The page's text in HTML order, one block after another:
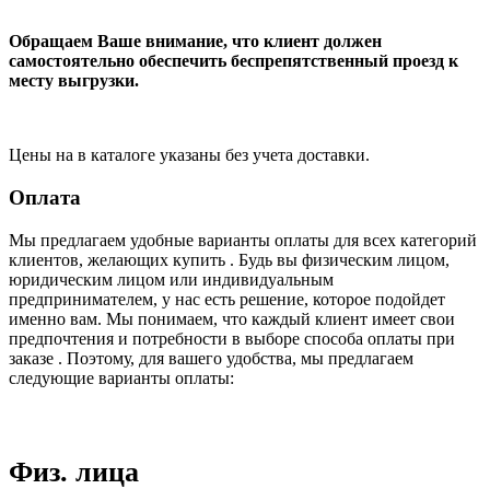
Обращаем Ваше внимание, что клиент должен
самостоятельно обеспечить беспрепятственный проезд к
месту выгрузки.
Цены на в каталоге указаны без учета доставки.
Оплата
Мы предлагаем удобные варианты оплаты для всех категорий
клиентов, желающих купить . Будь вы физическим лицом,
юридическим лицом или индивидуальным
предпринимателем, у нас есть решение, которое подойдет
именно вам. Мы понимаем, что каждый клиент имеет свои
предпочтения и потребности в выборе способа оплаты при
заказе . Поэтому, для вашего удобства, мы предлагаем
следующие варианты оплаты:
Физ. лица